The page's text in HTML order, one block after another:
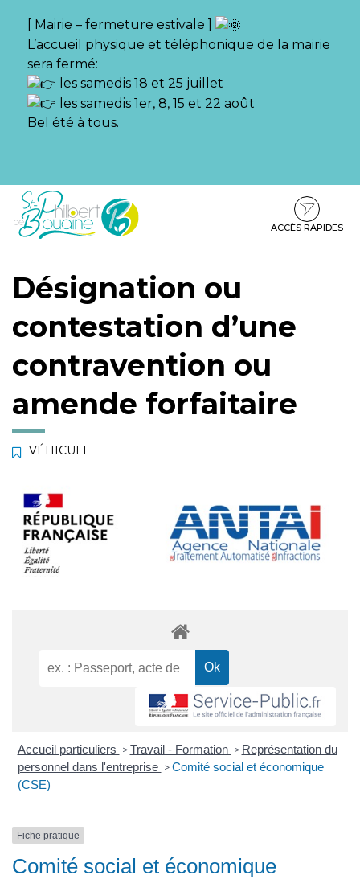
[ Mairie – fermeture estivale ]
L’accueil physique et téléphonique de la mairie
sera fermé:
les samedis 18 et 25 juillet
les samedis 1er, 8, 15 et 22 août
Bel été à tous.
Aller
Aller
contenu
Aller
pied
ACCÈS RAPIDES
Désignation ou
contestation d’une
contravention ou
amende forfaitaire
VÉHICULE
Accueil particuliers > Travail - Formation > Représentation du
personnel dans l'entreprise > Comité social et économique
(CSE)
Fiche pratique
Comité social et économique